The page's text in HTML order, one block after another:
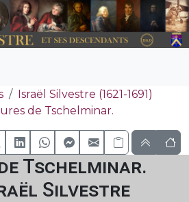
Israël Silvestre (1621-1691)
de Tschelminar.
Tschelminar.
Silvestre